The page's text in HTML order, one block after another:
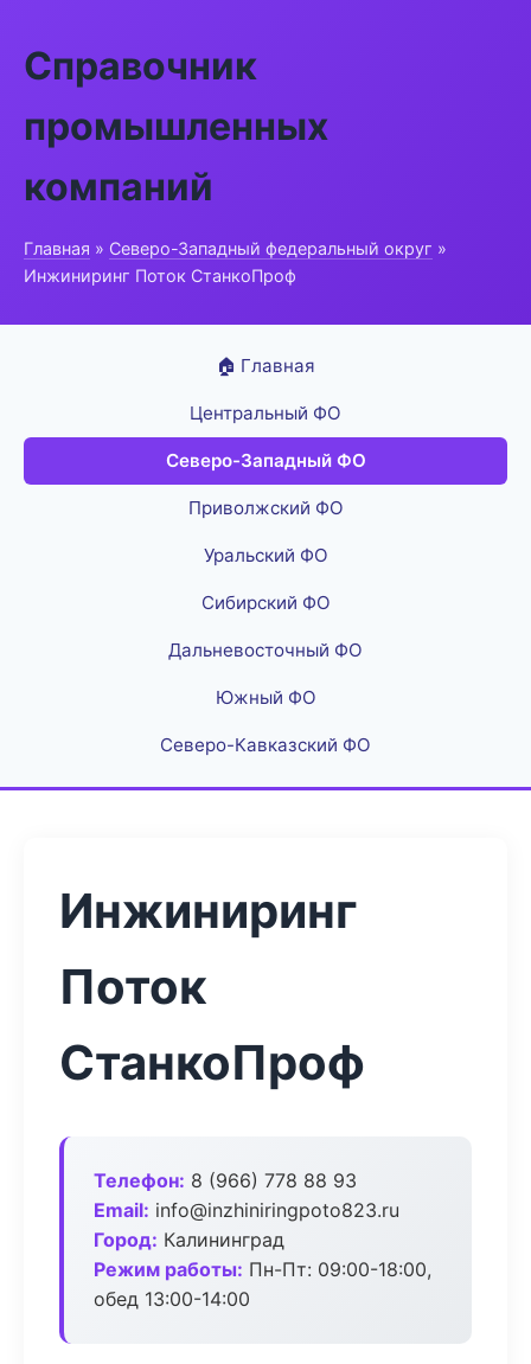
Справочник
промышленных
компаний
Главная » Северо-Западный федеральный округ »
Инжиниринг Поток СтанкоПроф
🏠 Главная
Центральный ФО
Северо-Западный ФО
Приволжский ФО
Уральский ФО
Сибирский ФО
Дальневосточный ФО
Южный ФО
Северо-Кавказский ФО
Инжиниринг
Поток
СтанкоПроф
Телефон: 8 (966) 778 88 93
Email: info@inzhiniringpoto823.ru
Город: Калининград
Режим работы: Пн-Пт: 09:00-18:00,
обед 13:00-14:00